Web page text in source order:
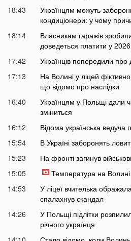
18:43
Українцям можуть
кондиціонери: у чому
18:14
Власникам гаражів
доведеться платити у
17:42
Українців попередили про
17:13
На Волині у ліцей
що відомо про наслідки
16:40
Українцям у Польщі дали
зміниться
16:12
Відома українська ведуча
15:54
В Україні заборонять
15:23
На фронті загинув
15:05
Температура на
14:53
У ліцеї вчителька
спалахнув скандал
14:26
У Польщі підлітки
річного українця